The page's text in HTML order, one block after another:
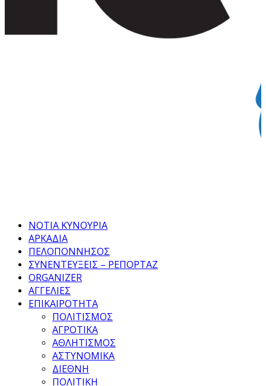
ΝΟΤΙΑ ΚΥΝΟΥΡΙΑ
ΑΡΚΑΔΙΑ
ΠΕΛΟΠΟΝΝΗΣΟΣ
ΣΥΝΕΝΤΕΥΞΕΙΣ – ΡΕΠΟΡΤΑΖ
ORGANIZER
ΑΓΓΕΛΙΕΣ
ΕΠΙΚΑΙΡΟΤΗΤΑ
ΠΟΛΙΤΙΣΜΟΣ
ΑΓΡΟΤΙΚΑ
ΑΘΛΗΤΙΣΜΟΣ
ΑΣΤΥΝΟΜΙΚΑ
ΔΙΕΘΝΗ
ΠΟΛΙΤΙΚΗ